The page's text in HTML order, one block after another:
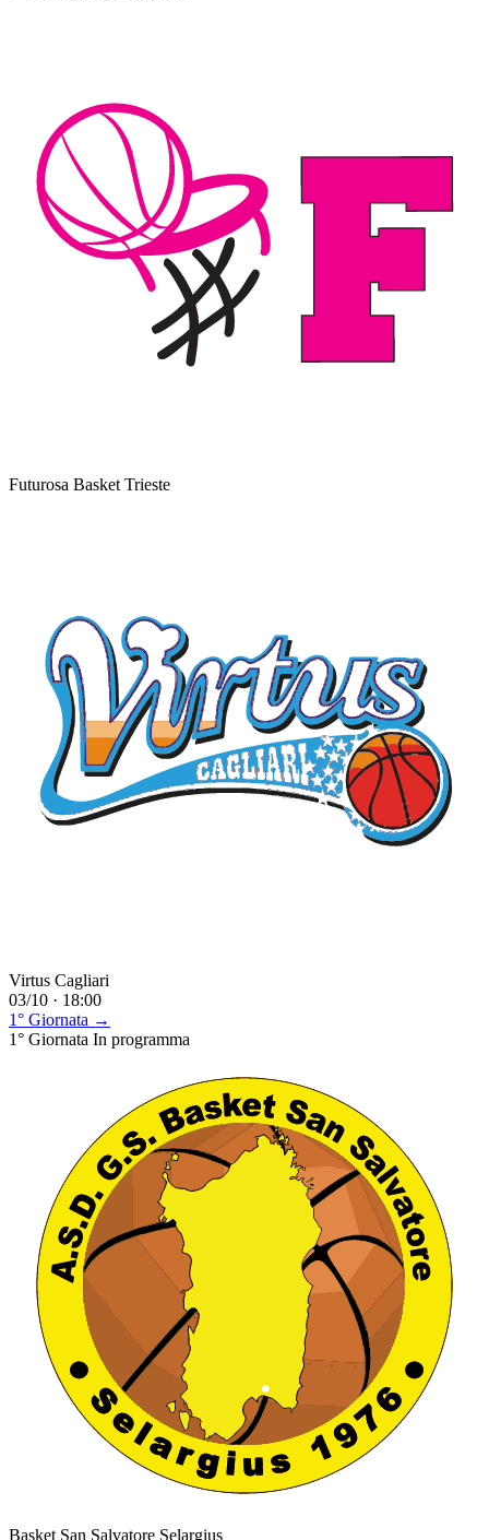
Futurosa Basket Trieste
Virtus Cagliari
03/10 · 18:00
1° Giornata →
1° Giornata In programma
Basket San Salvatore Selargius